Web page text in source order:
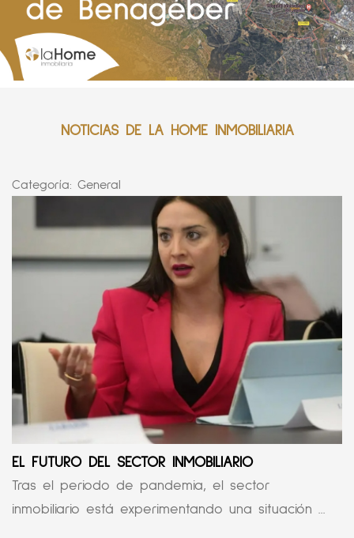
NOTICIAS DE LA HOME INMOBILIARIA
Categoría: General
EL FUTURO DEL SECTOR INMOBILIARIO
Tras el periodo de pandemia, el sector
inmobiliario está experimentando una situación ...